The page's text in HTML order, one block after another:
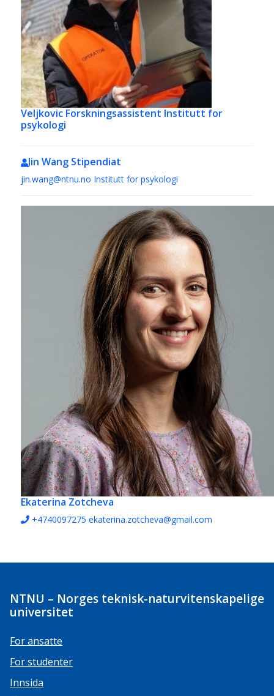
Veljkovic Forskningsassistent Institutt for
psykologi
Jin Wang Stipendiat
jin.wang@ntnu.no Institutt for psykologi
Ekaterina Zotcheva
+4740097275 ekaterina.zotcheva@gmail.com
NTNU – Norges teknisk-naturvitenskapelige
universitet
For ansatte
For studenter
Innsida